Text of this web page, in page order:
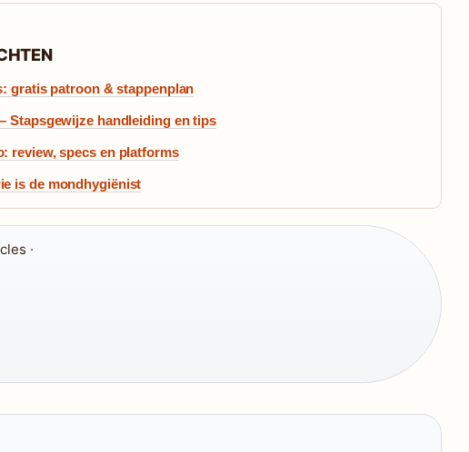
gratis patroon & stappenplan
Stapsgewijze handleiding en tips
review, specs en platforms
is de mondhygiënist
·